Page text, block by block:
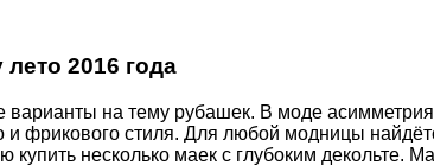
2016 года
на тему рубашек. В моде
фрикового стиля. Для любой модницы
купить несколько маек с глубоким декольте.